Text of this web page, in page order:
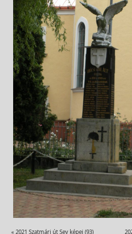
« 2021 Szatmári út Sey képei (93)